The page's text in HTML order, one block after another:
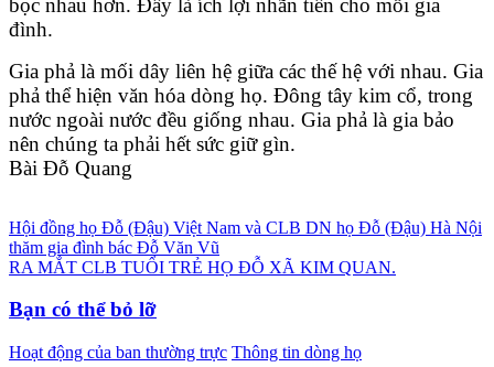
đình.
Gia phả là mối dây liên hệ giữa các thế hệ với nhau. Gia
phả thể hiện văn hóa dòng họ. Đông tây kim cổ, trong
nước ngoài nước đều giống nhau. Gia phả là gia bảo
nên chúng ta phải hết sức giữ gìn.
Bài Đỗ Quang
Điều
hướng
viết
Hội đồng họ Đỗ (Đậu) Việt Nam và CLB DN họ Đỗ (Đậu) Hà Nội
thăm gia đình bác Đỗ Văn Vũ
RA MẮT CLB TUỔI TRẺ HỌ ĐỖ XÃ KIM QUAN.
Bạn có thể bỏ lỡ
Hoạt động của ban thường trực Thông tin dòng họ